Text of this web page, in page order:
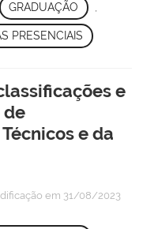
GRADUAÇÃO ,
PRESENCIAIS
e
de
e da
em 31/08/2023